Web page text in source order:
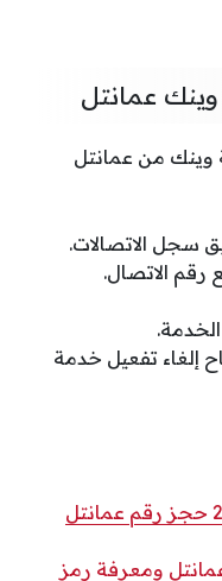
عمانتل
وينك من عمانتل
سجل الاتصالات.
الخدمة.
إلغاء تفعيل خدمة
طريقة شراء رقم عمانتل 2026 حجز رقم عمانتل
ومعرفة رمز